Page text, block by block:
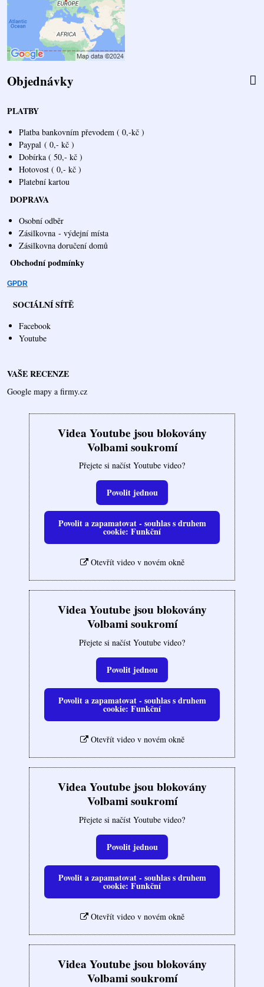
Objednávky
PLATBY
Platba bankovním převodem ( 0,-kč )
Paypal ( 0,- kč )
Dobírka ( 50,- kč )
Hotovost ( 0,- kč )
Platební kartou
DOPRAVA
Osobní odběr
Zásilkovna - výdejní místa
Zásilkovna doručení domů
Obchodní podmínky
GPDR
SOCIÁLNÍ SÍTĚ
Facebook
Youtube
VAŠE RECENZE
Google mapy a firmy.cz
Videa Youtube jsou blokovány
Volbami soukromí
Přejete si načíst Youtube video?
Povolit jednou
Povolit a zapamatovat - souhlas s druhem
cookie: Funkční
Otevřít video v novém okně
Videa Youtube jsou blokovány
Volbami soukromí
Přejete si načíst Youtube video?
Povolit jednou
Povolit a zapamatovat - souhlas s druhem
cookie: Funkční
Otevřít video v novém okně
Videa Youtube jsou blokovány
Volbami soukromí
Přejete si načíst Youtube video?
Povolit jednou
Povolit a zapamatovat - souhlas s druhem
cookie: Funkční
Otevřít video v novém okně
Videa Youtube jsou blokovány
Volbami soukromí